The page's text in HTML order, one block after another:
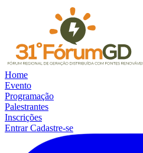
Home
Evento
Programação
Palestrantes
Inscrições
EntrarCadastre-se